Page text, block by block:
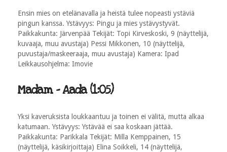
Ensin mies on etelänavalla ja heistä tulee nopeasti ystäviä
pingun kanssa. Ystävyys: Pingu ja mies ystävystyvät.
Paikkakunta: Järvenpää Tekijät: Topi Kirveskoski, 9 (näyttelijä,
kuvaaja, muu avustaja) Pessi Mikkonen, 10 (näyttelijä,
puvustaja/maskeeraaja, muu avustaja) Kamera: Ipad
Leikkausohjelma: Imovie
Madam - Aada (1:05)
Yksi kaveruksista loukkaantuu ja toinen ei välitä, mutta alkaa
katumaan. Ystävyys: Ystävää ei saa koskaan jättää.
Paikkakunta: Parikkala Tekijät: Milla Kemppainen, 15
(näyttelijä, käsikirjoittaja) Elina Soikkeli, 14 (näyttelijä,